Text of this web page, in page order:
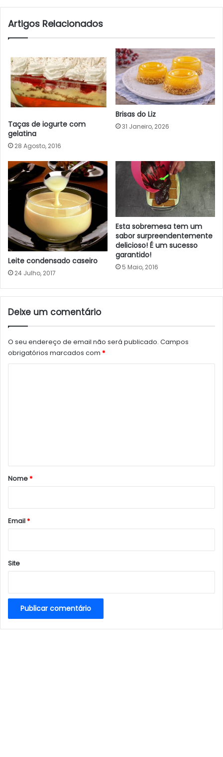
Artigos Relacionados
Taças de iogurte com
gelatina
28 Agosto, 2016
Brisas do Liz
31 Janeiro, 2026
Leite condensado caseiro
24 Julho, 2017
Esta sobremesa tem um
sabor surpreendentemente
delicioso! É um sucesso
garantido!
5 Maio, 2016
Deixe um comentário
O seu endereço de email não será publicado. Campos
obrigatórios marcados com *
r
*
Nome*
Email*
Site